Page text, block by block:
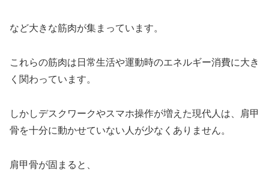
など大きな筋肉が集まっています。
これらの筋肉は日常生活や運動時のエネルギー消費に大き
く関わっています。
しかしデスクワークやスマホ操作が増えた現代人は、肩甲
骨を十分に動かせていない人が少なくありません。
肩甲骨が固まると、